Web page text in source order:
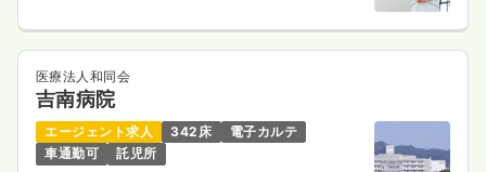
医療法人和同会
吉南病院
エージェント求人 342床
電子カルテ
車通勤可
託児所